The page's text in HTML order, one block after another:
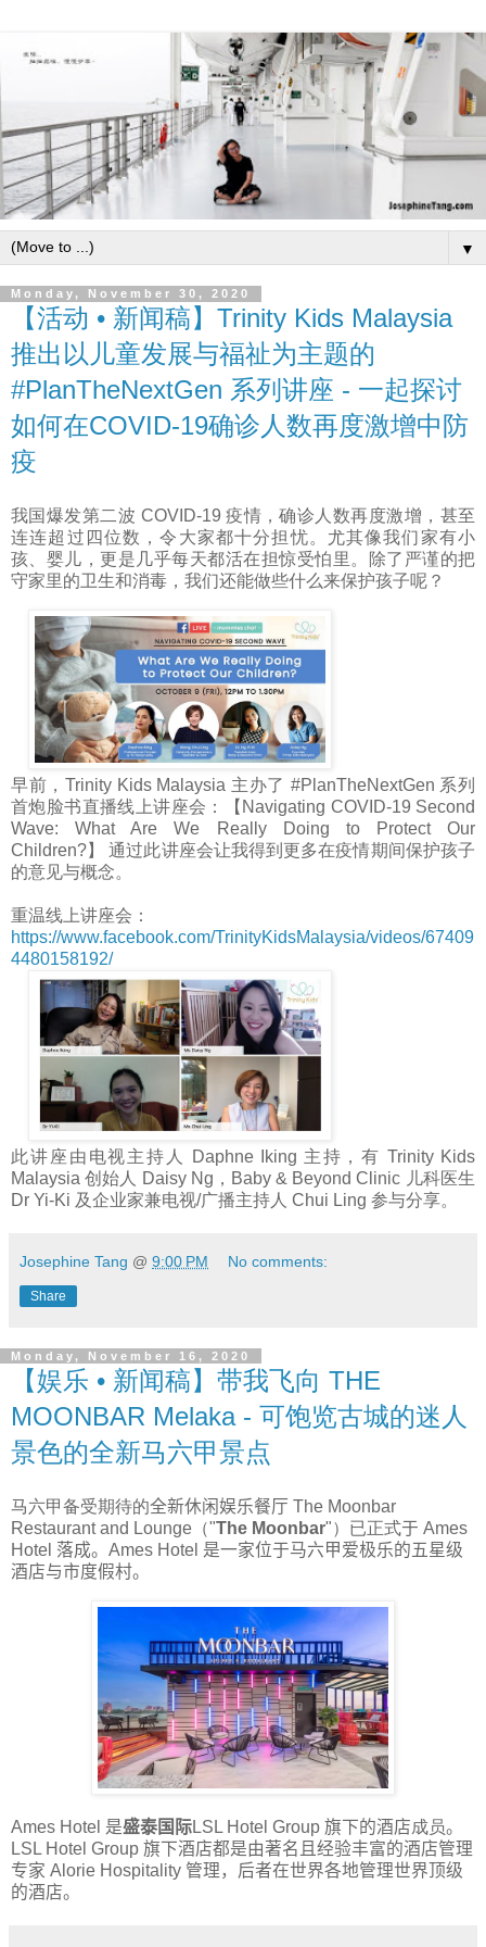
▼
Monday, November 30, 2020
【活动 • 新闻稿】Trinity Kids Malaysia
推出以儿童发展与福祉为主题的
#PlanTheNextGen 系列讲座 - 一起探讨
如何在COVID-19确诊人数再度激增中防
疫
我国爆发第二波 COVID-19 疫情，确诊人数再度激增，甚至
连连超过四位数，令大家都十分担忧。尤其像我们家有小
孩、婴儿，更是几乎每天都活在担惊受怕里。除了严谨的把
守家里的卫生和消毒，我们还能做些什么来保护孩子呢？
早前，Trinity Kids Malaysia 主办了 #PlanTheNextGen 系列
首炮脸书直播线上讲座会：【Navigating COVID-19 Second
Wave: What Are We Really Doing to Protect Our
Children?】 通过此讲座会让我得到更多在疫情期间保护孩子
的意见与概念。
重温线上讲座会：
https://www.facebook.com/TrinityKidsMalaysia/videos/67409
4480158192/
此讲座由电视主持人 Daphne Iking 主持，有 Trinity Kids
Malaysia 创始人 Daisy Ng，Baby & Beyond Clinic 儿科医生
Dr Yi-Ki 及企业家兼电视/广播主持人 Chui Ling 参与分享。
Josephine Tang @ 9:00 PM No comments:
Share
Monday, November 16, 2020
【娱乐 • 新闻稿】带我飞向 THE
MOONBAR Melaka - 可饱览古城的迷人
景色的全新马六甲景点
马六甲备受期待的全新休闲娱乐餐厅 The Moonbar
Restaurant and Lounge（"The Moonbar"） 已正式于 Ames
Hotel 落成。 Ames Hotel 是一家位于马六甲爱极乐的五星级
酒店与市度假村。
Ames Hotel 是盛泰国际LSL Hotel Group 旗下的酒店成员。
LSL Hotel Group 旗下酒店都是由著名且经验丰富的酒店管理
专家 Alorie Hospitality 管理，后者在世界各地管理世界顶级
的酒店。